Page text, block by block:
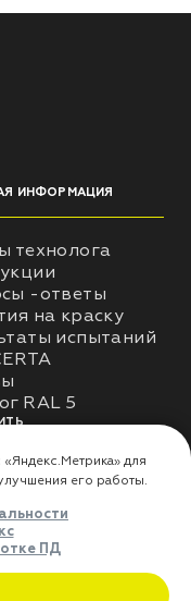
ИНФОРМАЦИЯ
технолога
-ответы
на краску
испытаний
RAL 5